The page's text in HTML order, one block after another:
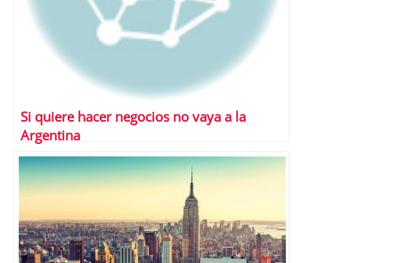
Si quiere hacer negocios no vaya a la
Argentina